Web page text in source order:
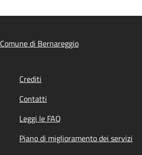
Comune di Bernareggio
Crediti
Contatti
Leggi le FAQ
Piano di miglioramento dei servizi